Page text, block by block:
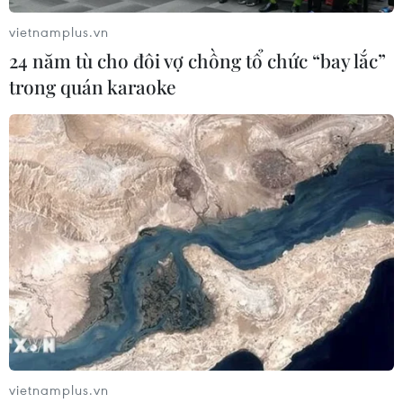
Vòng 13 V-League: SLNA hạ Hoàng Anh
Gia Lai, Viettel chiến thắng
16/06/2019 12:38
Sông Lam Nghệ An đã giành trọn 3 điểm trên sân nhà
khi có chiến thắng 3-0 trước Hoàng Anh Gia Lai ở trận
cầu tâm điểm vòng 13 Wake-up 247 V-League 2019.
vietnamplus.vn
24 năm tù cho đôi vợ chồng tổ chức “bay lắc”
trong quán karaoke
vietnamplus.vn